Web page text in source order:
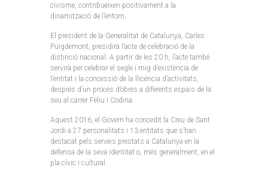
civisme, contribueixen positivament a la
dinamització de l’entorn.
El president de la Generalitat de Catalunya, Carles
Puigdemont, presidirà l’acte de celebració de la
distinció nacional. A partir de les 20 h, l’acte també
servirà per celebrar el segle i mig d’existència de
l’entitat i la concessió de la llicència d’activitats,
després d’un procés d’obres a diferents espais de la
seu al carrer Feliu i Codina.
Aquest 2016, el Govern ha concedit la Creu de Sant
Jordi a 27 personalitats i 13 entitats que s’han
destacat pels serveis prestats a Catalunya en la
defensa de la seva identitat o, més generalment, en el
pla cívic i cultural.